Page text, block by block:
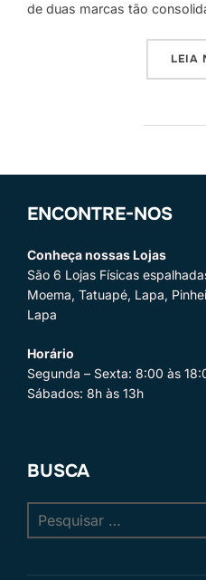
de duas marcas tão
LEIA
ENCONTRE-NOS
Conheça nossas Lojas
São 6 Lojas Físicas
Moema, Tatuapé, Lapa,
Lapa
Horário
Segunda – Sexta: 8:00 às
Sábados: 8h às 13h
BUSCA
por: